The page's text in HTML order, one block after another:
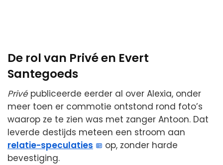
De rol van Privé en Evert
Santegoeds
Privépubliceerde eerder al over Alexia, onder
meer toen er commotie ontstond rond foto’s
waarop ze te zien was met zanger Antoon. Dat
leverde destijds meteen een stroom aan
relatie-speculaties
op, zonder harde
bevestiging.